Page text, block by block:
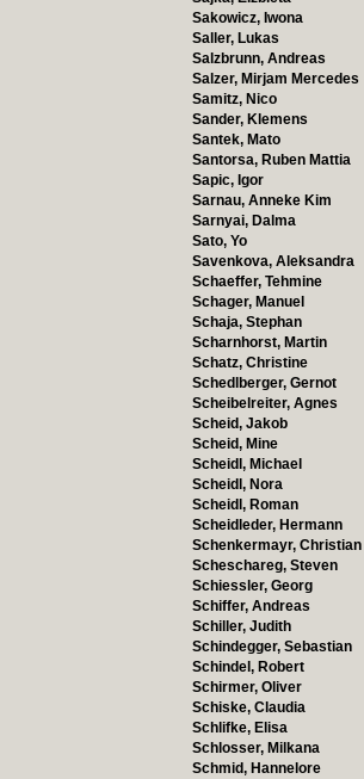
Sakowicz, Iwona
Saller, Lukas
Salzbrunn, Andreas
Salzer, Mirjam Mercedes
Samitz, Nico
Sander, Klemens
Santek, Mato
Santorsa, Ruben Mattia
Sapic, Igor
Sarnau, Anneke Kim
Sarnyai, Dalma
Sato, Yo
Savenkova, Aleksandra
Schaeffer, Tehmine
Schager, Manuel
Schaja, Stephan
Scharnhorst, Martin
Schatz, Christine
Schedlberger, Gernot
Scheibelreiter, Agnes
Scheid, Jakob
Scheid, Mine
Scheidl, Michael
Scheidl, Nora
Scheidl, Roman
Scheidleder, Hermann
Schenkermayr, Christian
Scheschareg, Steven
Schiessler, Georg
Schiffer, Andreas
Schiller, Judith
Schindegger, Sebastian
Schindel, Robert
Schirmer, Oliver
Schiske, Claudia
Schlifke, Elisa
Schlosser, Milkana
Schmid, Hannelore